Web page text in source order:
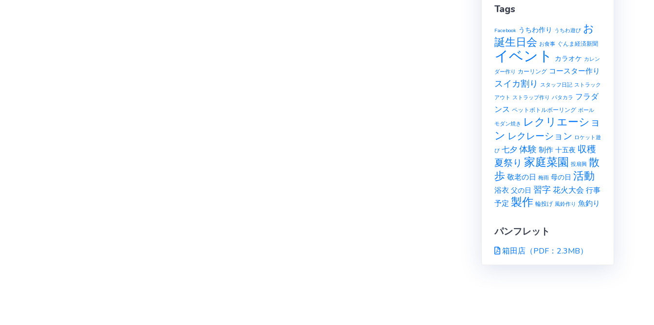
イ
Tags
Facebook うちわ作り うちわ遊び お
誕生日会 お食事 ぐんま経済新聞
イベント カラオケ カレン
ダー作り カーリング コースター作り
スイカ割り スタッフ日記 ストラック
アウト ストラップ作り パタカラ フラダ
ンス ペットボトルボーリング ボール
モダン焼き レクリエーショ
ン レクレーション ロケット遊
び 七夕 体験 制作 十五夜 収穫
夏祭り 家庭菜園 投扇興 散
歩敬老の日 梅雨 母の日 活動
浴衣 父の日 習字花火大会 行事
予定 製作 輪投げ 風鈴作り 魚釣り
パンフレット
箱田店（PDF：2.3MB）